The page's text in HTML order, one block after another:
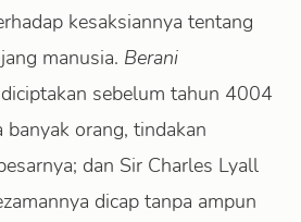
kesaksiannya tentang
manusia. Berani
sebelum tahun 4004
banyak orang, tindakan
dan Sir Charles Lyall
dicap tanpa ampun